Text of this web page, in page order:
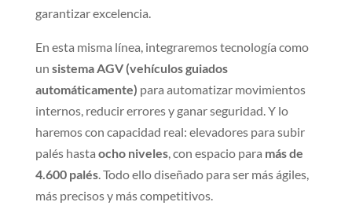
garantizar excelencia.
En esta misma línea, integraremos tecnología como
un sistema AGV (vehículos guiados
automáticamente) para automatizar movimientos
internos, reducir errores y ganar seguridad. Y lo
haremos con capacidad real: elevadores para subir
palés hasta ocho niveles, con espacio para más de
4.600 palés. Todo ello diseñado para ser más ágiles,
más precisos y más competitivos.